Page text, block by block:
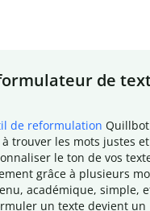
de
de reformulation
trouver les mots justes
le ton de vos
grâce à plusieurs
académique, simple,
un texte devient un